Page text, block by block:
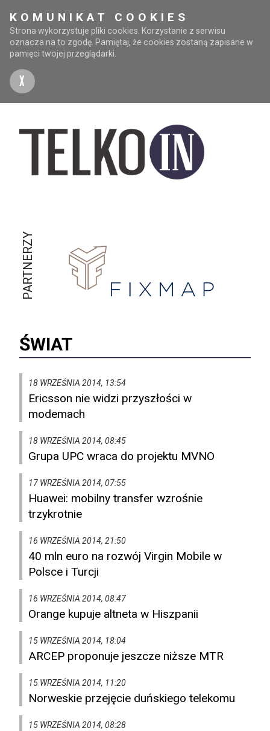
KOMUNIKAT COOKIES
Strona wykorzystuje pliki cookies. Korzystanie z serwisu
oznacza na to zgodę. Pamiętaj, że cookies zostaną zapisane w
pamięci twojej przeglądarki.
X
PARTNERZY
ŚWIAT
18 WRZEŚNIA 2014, 13:54
Ericsson nie widzi przyszłości w
modemach
18 WRZEŚNIA 2014, 08:45
Grupa UPC wraca do projektu MVNO
17 WRZEŚNIA 2014, 07:55
Huawei: mobilny transfer wzrośnie
trzykrotnie
16 WRZEŚNIA 2014, 21:50
40 mln euro na rozwój Virgin Mobile w
Polsce i Turcji
16 WRZEŚNIA 2014, 08:47
Orange kupuje altneta w Hiszpanii
15 WRZEŚNIA 2014, 18:04
ARCEP proponuje jeszcze niższe MTR
15 WRZEŚNIA 2014, 11:20
Norweskie przejęcie duńskiego telekomu
15 WRZEŚNIA 2014, 08:28